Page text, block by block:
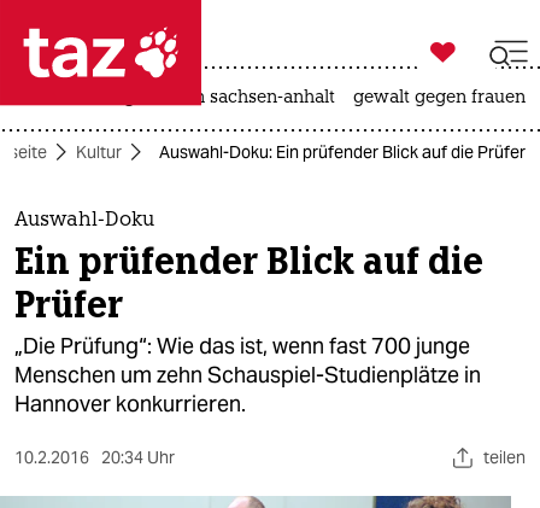
 taz zahl ich
taz zahl ich
themen
politik
öko
gesellschaft
sport

taz zahl ich
landtagswahl in sachsen-anhalt gewalt gegen frauen
Kultur Auswahl-Doku: Ein prüfender Blick auf die Prüfer
Auswahl-Doku
Ein prüfender Blick auf die
Prüfer
„Die Prüfung“: Wie das ist, wenn fast 700 junge
Menschen um zehn Schauspiel-Studienplätze in
Hannover konkurrieren.
10.2.2016 20:34 Uhr teilen